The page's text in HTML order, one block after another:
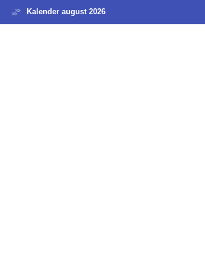
Kalender august 2026